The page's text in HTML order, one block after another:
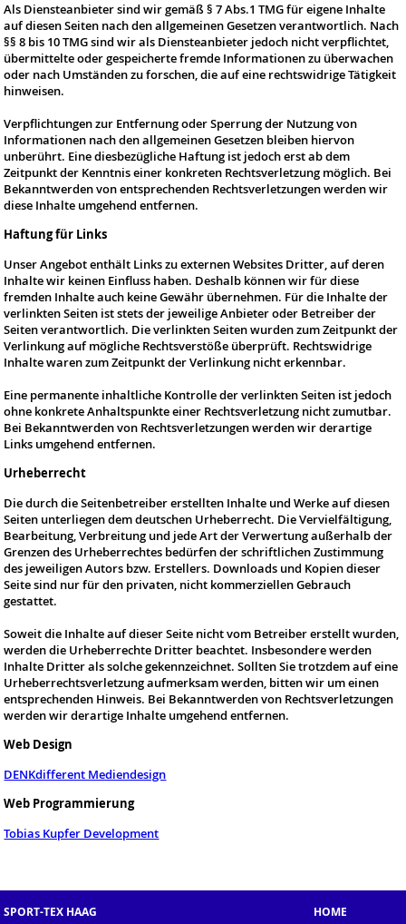
Als Diensteanbieter sind wir gemäß § 7 Abs.1 TMG für eigene Inhalte
auf diesen Seiten nach den allgemeinen Gesetzen verantwortlich. Nach
§§ 8 bis 10 TMG sind wir als Diensteanbieter jedoch nicht verpflichtet,
übermittelte oder gespeicherte fremde Informationen zu überwachen
oder nach Umständen zu forschen, die auf eine rechtswidrige Tätigkeit
hinweisen.
Verpflichtungen zur Entfernung oder Sperrung der Nutzung von
Informationen nach den allgemeinen Gesetzen bleiben hiervon
unberührt. Eine diesbezügliche Haftung ist jedoch erst ab dem
Zeitpunkt der Kenntnis einer konkreten Rechtsverletzung möglich. Bei
Bekanntwerden von entsprechenden Rechtsverletzungen werden wir
diese Inhalte umgehend entfernen.
Haftung für Links
Unser Angebot enthält Links zu externen Websites Dritter, auf deren
Inhalte wir keinen Einfluss haben. Deshalb können wir für diese
fremden Inhalte auch keine Gewähr übernehmen. Für die Inhalte der
verlinkten Seiten ist stets der jeweilige Anbieter oder Betreiber der
Seiten verantwortlich. Die verlinkten Seiten wurden zum Zeitpunkt der
Verlinkung auf mögliche Rechtsverstöße überprüft. Rechtswidrige
Inhalte waren zum Zeitpunkt der Verlinkung nicht erkennbar.
Eine permanente inhaltliche Kontrolle der verlinkten Seiten ist jedoch
ohne konkrete Anhaltspunkte einer Rechtsverletzung nicht zumutbar.
Bei Bekanntwerden von Rechtsverletzungen werden wir derartige
Links umgehend entfernen.
Urheberrecht
Die durch die Seitenbetreiber erstellten Inhalte und Werke auf diesen
Seiten unterliegen dem deutschen Urheberrecht. Die Vervielfältigung,
Bearbeitung, Verbreitung und jede Art der Verwertung außerhalb der
Grenzen des Urheberrechtes bedürfen der schriftlichen Zustimmung
des jeweiligen Autors bzw. Erstellers. Downloads und Kopien dieser
Seite sind nur für den privaten, nicht kommerziellen Gebrauch
gestattet.
Soweit die Inhalte auf dieser Seite nicht vom Betreiber erstellt wurden,
werden die Urheberrechte Dritter beachtet. Insbesondere werden
Inhalte Dritter als solche gekennzeichnet. Sollten Sie trotzdem auf eine
Urheberrechtsverletzung aufmerksam werden, bitten wir um einen
entsprechenden Hinweis. Bei Bekanntwerden von Rechtsverletzungen
werden wir derartige Inhalte umgehend entfernen.
Web Design
DENKdifferent Mediendesign
Web Programmierung
Tobias Kupfer Development
SPORT-TEX HAAG HOME